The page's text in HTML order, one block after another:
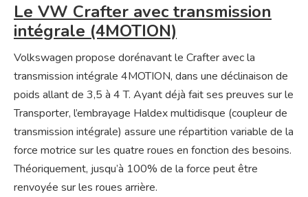
Le VW Crafter avec transmission
intégrale (4MOTION)
Volkswagen propose dorénavant le Crafter avec la
transmission intégrale 4MOTION, dans une déclinaison de
poids allant de 3,5 à 4 T. Ayant déjà fait ses preuves sur le
Transporter, l’embrayage Haldex multidisque (coupleur de
transmission intégrale) assure une répartition variable de la
force motrice sur les quatre roues en fonction des besoins.
Théoriquement, jusqu’à 100% de la force peut être
renvoyée sur les roues arrière.